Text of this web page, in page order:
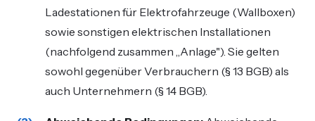
Ladestationen für Elektrofahrzeuge (Wallboxen)
sowie sonstigen elektrischen Installationen
(nachfolgend zusammen „Anlage"). Sie gelten
sowohl gegenüber Verbrauchern (§ 13 BGB) als
auch Unternehmern (§ 14 BGB).